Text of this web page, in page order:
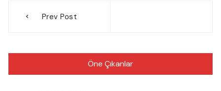
gezinmesi
Prev Post
Öne Çıkanlar